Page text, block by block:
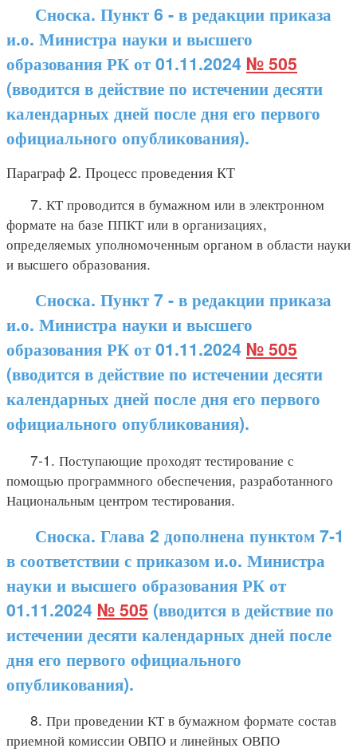
Сноска. Пункт 6 - в редакции приказа
и.о. Министра науки и высшего
образования РК от 01.11.2024 № 505
(вводится в действие по истечении десяти
календарных дней после дня его первого
официального опубликования).
Параграф 2. Процесс проведения КТ
7. КТ проводится в бумажном или в электронном
формате на базе ППКТ или в организациях,
определяемых уполномоченным органом в области науки
и высшего образования.
Сноска. Пункт 7 - в редакции приказа
и.о. Министра науки и высшего
образования РК от 01.11.2024 № 505
(вводится в действие по истечении десяти
календарных дней после дня его первого
официального опубликования).
7-1. Поступающие проходят тестирование с
помощью программного обеспечения, разработанного
Национальным центром тестирования.
Сноска. Глава 2 дополнена пунктом 7-1
в соответствии с приказом и.о. Министра
науки и высшего образования РК от
01.11.2024 № 505 (вводится в действие по
истечении десяти календарных дней после
дня его первого официального
опубликования).
8. При проведении КТ в бумажном формате состав
приемной комиссии ОВПО и линейных ОВПО